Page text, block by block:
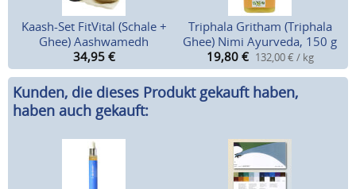
Kaash-Set FitVital (Schale +
Ghee) Aashwamedh
34,95 €
Triphala Gritham (Triphala
Ghee) Nimi Ayurveda, 150 g
19,80 € 132,00 € / kg
Kunden, die dieses Produkt gekauft haben,
haben auch gekauft: